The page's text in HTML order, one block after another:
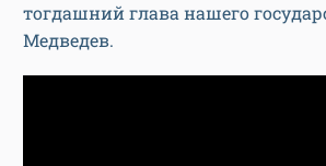
тогдашний глава нашего
Медведев.